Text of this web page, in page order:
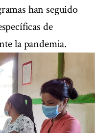
han seguido
de
la pandemia.